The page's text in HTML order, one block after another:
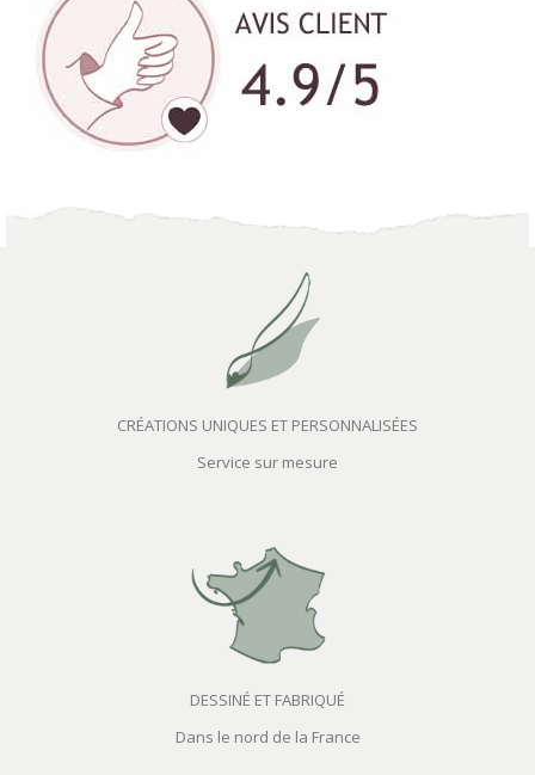
CRÉATIONS UNIQUES ET PERSONNALISÉES
Service sur mesure
DESSINÉ ET FABRIQUÉ
Dans le nord de la France